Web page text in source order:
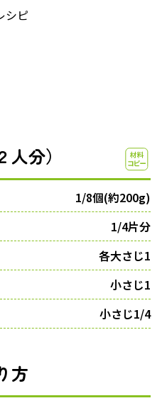
シピ
分）
1/8個(約200g)
1/4片分
各大さじ1
小さじ1
小さじ1/4
方